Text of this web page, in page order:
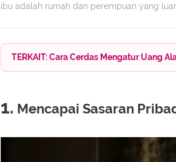
ibu adalah rumah dan perempuan yang
TERKAIT: Cara Cerdas Mengatur Uang
1. Mencapai Sasaran